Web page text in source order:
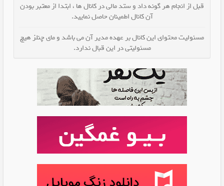
قبل از انجام هر گونه داد و ستد مالی در کانال ها ، ابتدا از معتبر بودن
آن کانال اطمینان حاصل نمایید.
مسئولیت محتوای این کانال بر عهده مدیر آن می باشد و مای چنلز هیچ
مسئولیتی در این قبال ندارد.